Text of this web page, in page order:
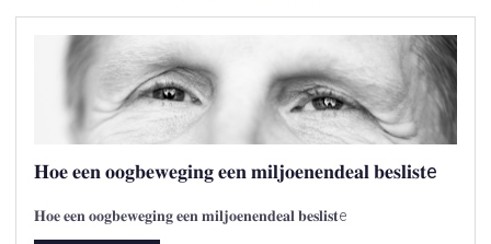
𝐇𝐨𝐞 𝐞𝐞𝐧 𝐨𝐨𝐠𝐛𝐞𝐰𝐞𝐠𝐢𝐧𝐠 𝐞𝐞𝐧 𝐦𝐢𝐥𝐣𝐨𝐞𝐧𝐞𝐧𝐝𝐞𝐚𝐥 𝐛𝐞𝐬𝐥𝐢𝐬𝐭e
𝐇𝐨𝐞 𝐞𝐞𝐧 𝐨𝐨𝐠𝐛𝐞𝐰𝐞𝐠𝐢𝐧𝐠 𝐞𝐞𝐧 𝐦𝐢𝐥𝐣𝐨𝐞𝐧𝐞𝐧𝐝𝐞𝐚𝐥 𝐛𝐞𝐬𝐥𝐢𝐬𝐭e